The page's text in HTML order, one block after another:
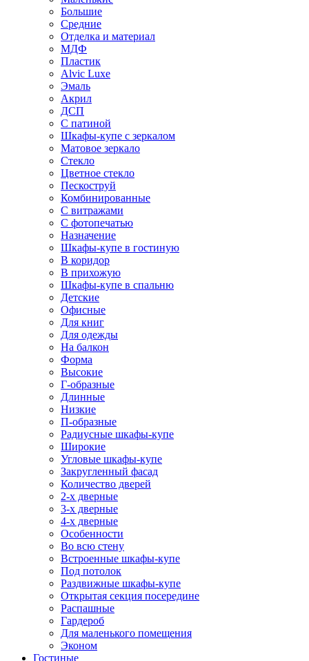
Большие
Средние
Отделка и материал
МДФ
Пластик
Alvic Luxe
Эмаль
Акрил
ДСП
С патиной
Шкафы-купе с зеркалом
Матовое зеркало
Стекло
Цветное стекло
Пескоструй
Комбинированные
С витражами
С фотопечатью
Назначение
Шкафы-купе в гостиную
В коридор
В прихожую
Шкафы-купе в спальню
Детские
Офисные
Для книг
Для одежды
На балкон
Форма
Высокие
Г-образные
Длинные
Низкие
П-образные
Радиусные шкафы-купе
Широкие
Угловые шкафы-купе
Закругленный фасад
Количество дверей
2-х дверные
3-х дверные
4-х дверные
Особенности
Во всю стену
Встроенные шкафы-купе
Под потолок
Раздвижные шкафы-купе
Открытая секция посередине
Распашные
Гардероб
Для маленького помещения
Эконом
Гостиные